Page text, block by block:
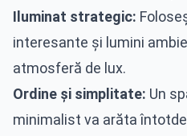
Iluminat strategic:
interesante și lumini
atmosferă de lux.
Ordine și simplitate: Un
minimalist va arăta